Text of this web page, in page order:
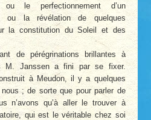
ou le perfectionnement d’un
ou la révélation de quelques
la constitution du Soleil et des
de pérégrinations brillantes à
M. Janssen a fini par se fixer.
à Meudon, il y a quelques
; de sorte que pour parler de
n’avons qu’à aller le trouver à
qui est le véritable chez soi